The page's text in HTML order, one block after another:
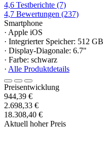
4,6 Testberichte (7)
4,7 Bewertungen (237)
Smartphone
· Apple iOS
· Integrierter Speicher: 512 GB
· Display-Diagonale: 6.7"
· Farbe: schwarz
· Alle Produktdetails
Preisentwicklung
944,39 €
2.698,33 €
18.308,40 €
Aktuell hoher Preis